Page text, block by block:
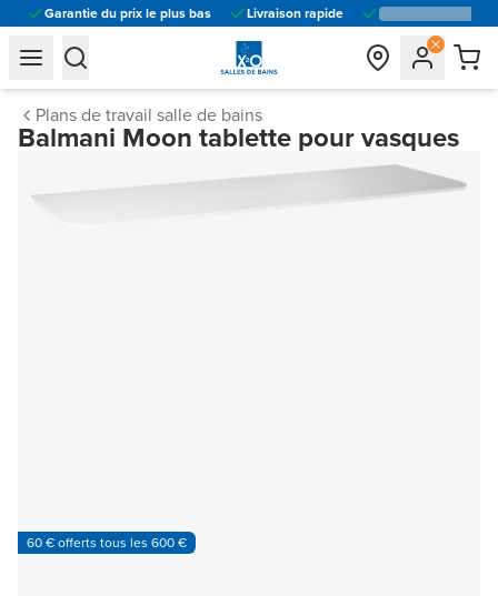
Garantie du prix le plus bas Livraison rapide
general.navigation.toggle_menu.label
general.navigation.toggle_menu.label
Plans de travail salle de bains
Balmani Moon tablette pour vasques
60 € offerts tous les 600 €